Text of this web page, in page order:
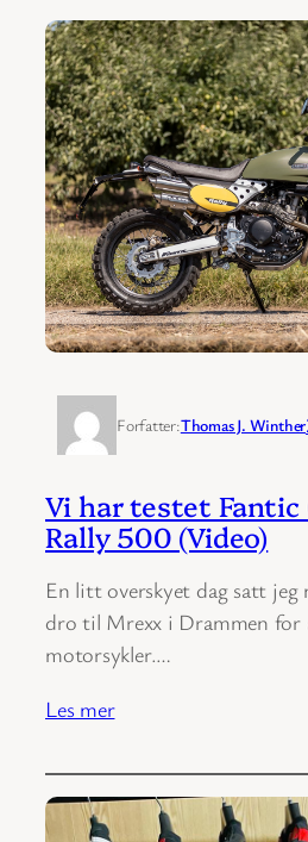
Forfatter:Thomas J. Winther
Vi har testet Fantic
Rally 500 (Video)
En litt overskyet dag satt jeg
dro til Mrexx i Drammen for
motorsykler.…
Les mer